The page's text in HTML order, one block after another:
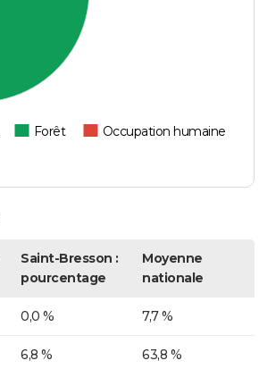
Forêt
Occupation humaine
Saint-Bresson :
pourcentage
Moyenne
nationale
0,0 % 7,7 %
6,8 % 63,8 %